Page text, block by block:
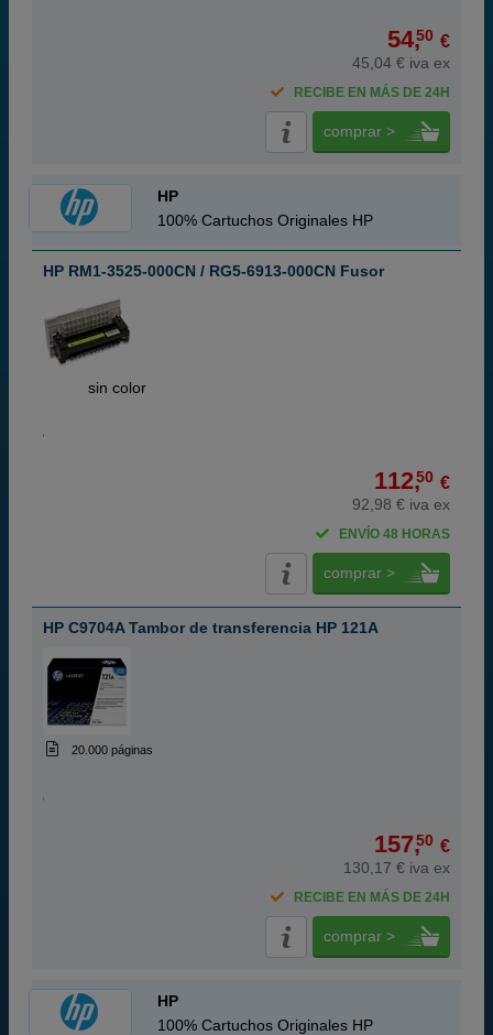
54,50 €
45,04 € iva ex
RECIBE EN MÁS DE 24H
comprar >
HP
100% Cartuchos Originales HP
HP RM1-3525-000CN / RG5-6913-000CN Fusor
sin color
112,50 €
92,98 € iva ex
ENVÍO 48 HORAS
comprar >
HP C9704A Tambor de transferencia HP 121A
20.000 páginas
157,50 €
130,17 € iva ex
RECIBE EN MÁS DE 24H
comprar >
HP
100% Cartuchos Originales HP